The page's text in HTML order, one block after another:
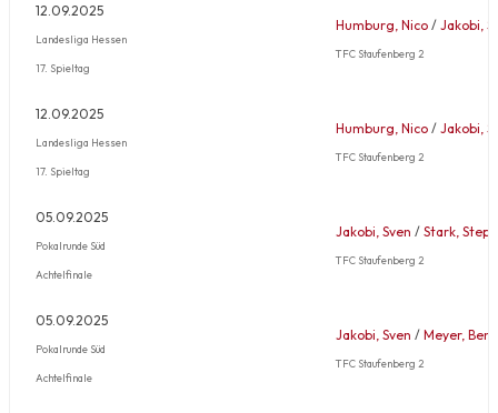
12.09.2025
Landesliga Hessen
17. Spieltag
Humburg, Nico / Jakobi,
TFC Staufenberg 2
12.09.2025
Landesliga Hessen
17. Spieltag
Humburg, Nico / Jakobi,
TFC Staufenberg 2
05.09.2025
Pokalrunde Süd
Achtelfinale
Jakobi, Sven / Stark,
TFC Staufenberg 2
05.09.2025
Pokalrunde Süd
Achtelfinale
Jakobi, Sven / Meyer,
TFC Staufenberg 2